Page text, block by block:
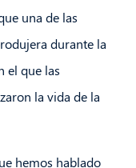
una de las
durante la
el que las
la vida de la
hemos hablado